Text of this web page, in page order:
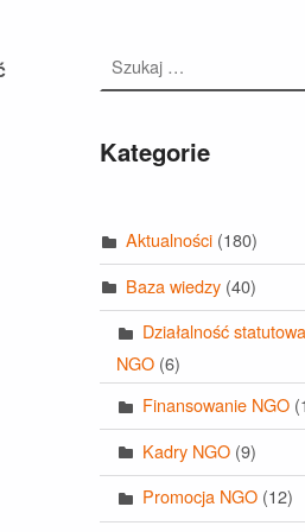
Kategorie
Aktualności(180)
Baza wiedzy(40)
Działalność
NGO(6)
Finansowanie NGO
Kadry NGO (9)
Promocja NGO (12)